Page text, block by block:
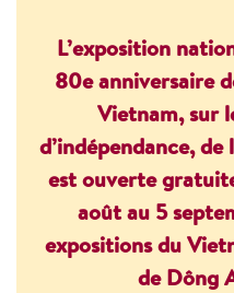
L’exposition
80e anniversaire
Vietnam, sur
d’indépendance,
est ouverte
août au 5
expositions du
de Dông